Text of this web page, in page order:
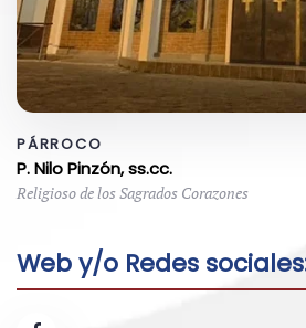
PÁRROCO
P. Nilo Pinzón, ss.cc.
Religioso de los Sagrados Corazones
Web y/o Redes